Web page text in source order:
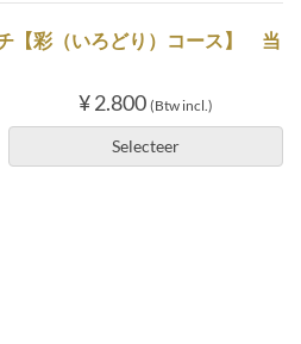
【彩（いろどり）コース】 当
¥ 2.800 (Btw incl.)
Selecteer